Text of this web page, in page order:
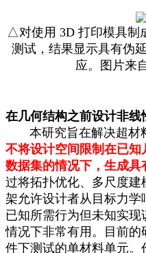
△对使用 3D 打印模具制
测试，结果显示具有伪
应。图片来
在几何结构之前设计非线
本研究旨在解决超材
不将设计空间限制在已知
数据集的情况下，生成具
过将拓扑优化、多尺度
架允许设计者从目标力
已知所需行为但未知实
情况下非常有用。目前
件下测试的单材料单元